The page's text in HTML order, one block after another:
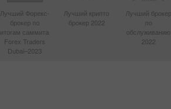
Лучший Форекс-
брокер по
итогам саммита
Forex Traders
Dubai–2023
Лучший крипто
брокер 2022
Лучший брокер
по
обслуживанию
2022